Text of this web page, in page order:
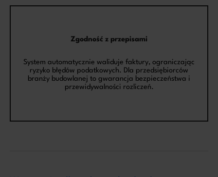
Zgodność z przepisami
System automatycznie waliduje faktury, ograniczając
ryzyko błędów podatkowych. Dla przedsiębiorców
branży budowlanej to gwarancja bezpieczeństwa i
przewidywalności rozliczeń.